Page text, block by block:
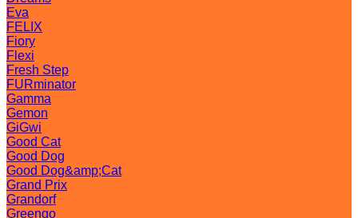
Eva
FELIX
Fiory
Flexi
Fresh Step
FURminator
Gamma
Gemon
GiGwi
Good Cat
Good Dog
Good Dog&amp;Cat
Grand Prix
Grandorf
Greengo